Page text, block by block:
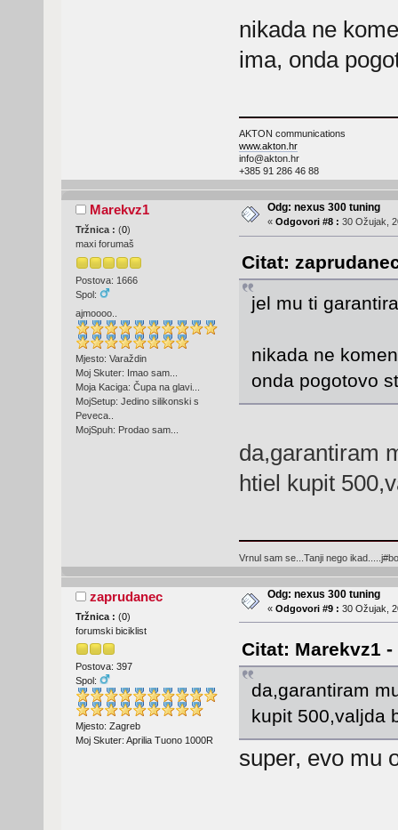
nikada ne
ima, onda
AKTON communications
www.akton.hr
info@akton.hr
+385 91 286 46 88
Marekvz1
Tržnica : (0)
maxi forumaš
Postova: 1666
Spol:
ajmoooo..
Mjesto: Varaždin
Moj Skuter: Imao sam...
Moja Kaciga: Čupa na glavi...
MojSetup: Jedino silikonski s
Peveca..
MojSpuh: Prodao sam...
Odg: nexus 300 tuning
« Odgovori #8 : 30 Ožujak,
Citat:
jel mu ti
nikada ne
onda pogotovo
da,garantiram
htiel kupit
Vrnul sam se...Tanji nego
zaprudanec
Tržnica : (0)
forumski biciklist
Postova: 397
Spol:
Mjesto: Zagreb
Moj Skuter: Aprilia Tuono 1000R
Odg: nexus 300 tuning
« Odgovori #9 : 30 Ožujak,
Citat: Marekvz1 -
da,garantiram
kupit 500,valjda
super, evo mu